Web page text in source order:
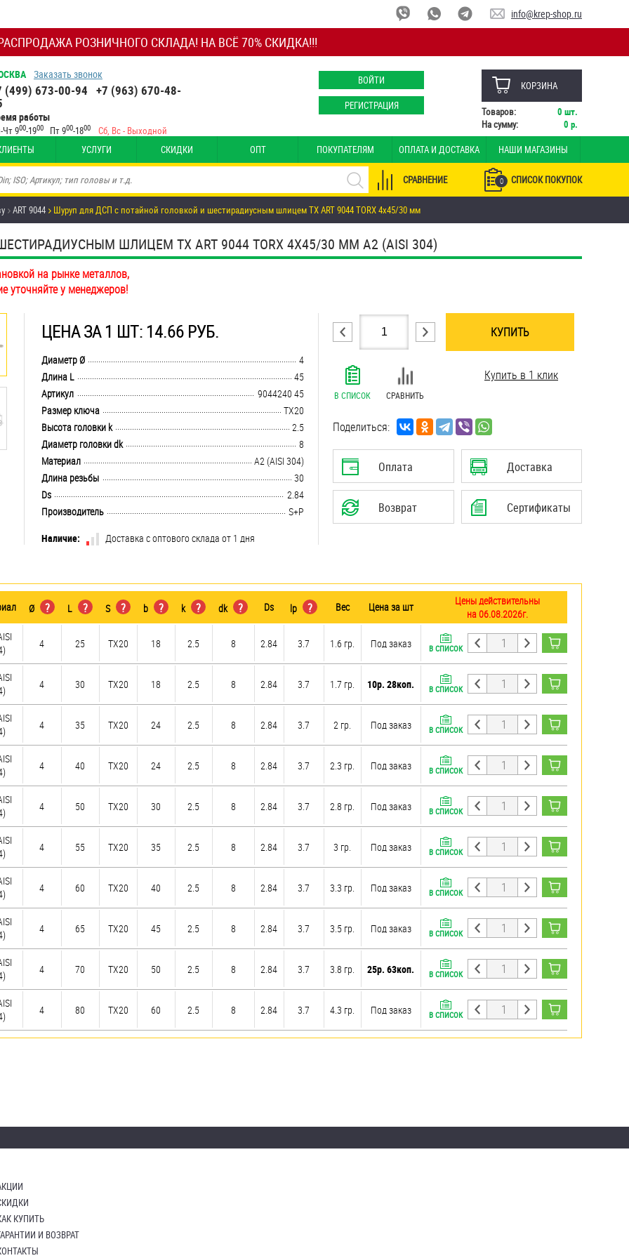
РОЗНИЧНОГО СКЛАДА! НА ВСЁ 70% СКИДКА!!!
info@krep-shop.ru
Заказать звонок
(499) 673-00-94 +7 (963) 670-48-
работы
Чт 900-1900 Пт 900-1800 Сб, Вс - Выходной
ВОЙТИ
РЕГИСТРАЦИЯ
КОРЗИНА
Товаров: 0 шт.
На сумму:
0 р.
УСЛУГИ СКИДКИ ОПТ ПОКУПАТЕЛЯМ ОПЛАТА И ДОСТАВКА НАШИ МАГАЗИНЫ
0 СПИСОК ПОКУПОК
СРАВНЕНИЕ
ART 9044 Шуруп для ДСП с потайной головкой и шестирадиусным шлицем TX ART 9044 TORX 4х45/30 мм
ШЛИЦЕМ TX ART 9044 TORX 4Х45/30 ММ А2 (AISI 304)
на рынке металлов,
уточняйте у менеджеров!
ЦЕНА ЗА 1 ШТ: 14.66 РУБ.
........................................................................................................................................................................................................
Диаметр Ø
4
........................................................................................................................................................................................................
Длина L
45
........................................................................................................................................................................................................
Артикул
9044240 45
........................................................................................................................................................................................................
Размер ключа
TX20
........................................................................................................................................................................................................
Высота головки k
2.5
........................................................................................................................................................................................................
Диаметр головки dk
8
........................................................................................................................................................................................................
Материал
А2 (AISI 304)
........................................................................................................................................................................................................
Длина резьбы
30
........................................................................................................................................................................................................
Ds
2.84
........................................................................................................................................................................................................
Производитель
S+P
Наличие:
Доставка с оптового склада от 1 дня
КУПИТЬ
В СПИСОК СРАВНИТЬ
Купить в 1 клик
Поделиться:
Оплата Доставка
Возврат Сертификаты
Ø ? L ? S ? b ? k ? dk ? Ds lp ? Вес Цена за шт
Цены действительны
на 06.08.2026г.
4 25 TX20 18 2.5 8 2.84 3.7 1.6 гр. Под заказ В СПИСОК
4 30 TX20 18 2.5 8 2.84 3.7 1.7 гр. 10р. 28коп. В СПИСОК
4 35 TX20 24 2.5 8 2.84 3.7 2 гр. Под заказ В СПИСОК
4 40 TX20 24 2.5 8 2.84 3.7 2.3 гр. Под заказ В СПИСОК
4 50 TX20 30 2.5 8 2.84 3.7 2.8 гр. Под заказ В СПИСОК
4 55 TX20 35 2.5 8 2.84 3.7 3 гр. Под заказ В СПИСОК
4 60 TX20 40 2.5 8 2.84 3.7 3.3 гр. Под заказ В СПИСОК
4 65 TX20 45 2.5 8 2.84 3.7 3.5 гр. Под заказ В СПИСОК
4 70 TX20 50 2.5 8 2.84 3.7 3.8 гр. 25р. 63коп. В СПИСОК
4 80 TX20 60 2.5 8 2.84 3.7 4.3 гр. Под заказ В СПИСОК
КУПИТЬ
И ВОЗВРАТ